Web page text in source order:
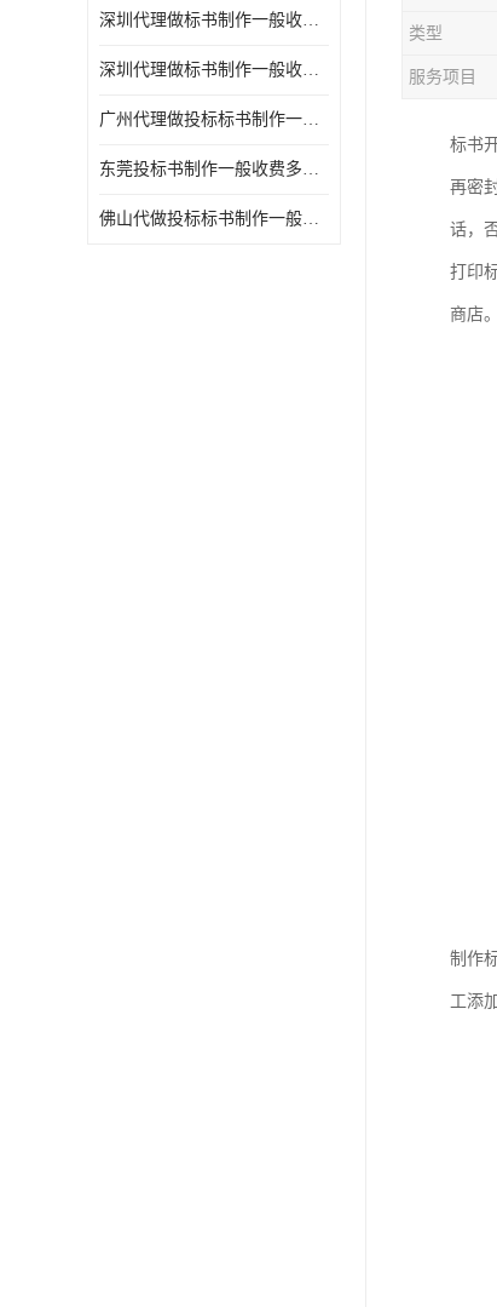
深圳代理做标书制作一般收费多少钱 满足客户需求
深圳代理做标书制作一般收费多少钱 诚信合作
广州代理做投标标书制作一般收费多少钱 满足客户需求
东莞投标书制作一般收费多少钱 服务好
佛山代做投标标书制作一般收费多少钱 经验丰富
类型
服务项目
标书
再密
话，
打印
商店
制作
工添